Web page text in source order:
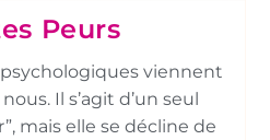
Peurs
viennent
Il s’agit d’un seul
mais elle se décline de